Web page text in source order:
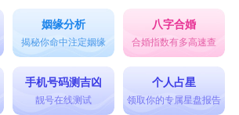
姻缘分析
揭秘你命中注定姻缘
八字合婚
合婚指数有多高速查
手机号码测吉凶
靓号在线测试
个人占星
领取你的专属星盘报告